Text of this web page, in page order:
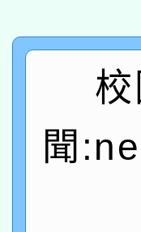
「數
pilot
有關
轉知
業技
用水
115
桃園
聞